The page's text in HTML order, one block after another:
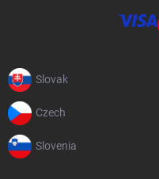
Slovak
Czech
Slovenia